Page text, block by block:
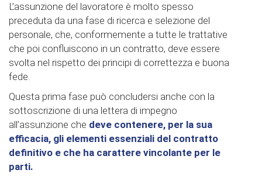
L’assunzione del lavoratore è molto spesso
preceduta da una fase di ricerca e selezione del
personale, che, conformemente a tutte le trattative
che poi confluiscono in un contratto, deve essere
svolta nel rispetto dei principi di correttezza e buona
fede.
Questa prima fase può concludersi anche con la
sottoscrizione di una lettera di impegno
all’assunzione che deve contenere, per la sua
efficacia, gli elementi essenziali del contratto
definitivo e che ha carattere vincolante per le
parti.